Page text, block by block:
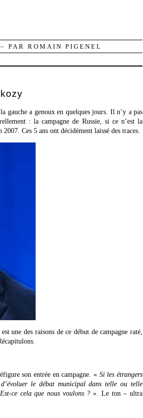
PAR ROMAIN PIGENEL
gauche a genoux en quelques jours. Il n’y a pas
: la campagne de Russie, si ce n’est la
2007. Ces 5 ans ont décidément laissé des traces.
est une des raisons de ce début de campagne raté,
son entrée en campagne. « Si les étrangers
d’évoluer le débat municipal dans telle ou telle
ce cela que nous voulons ? ». Le ton – ultra